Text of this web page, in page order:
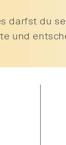
darfst du
und